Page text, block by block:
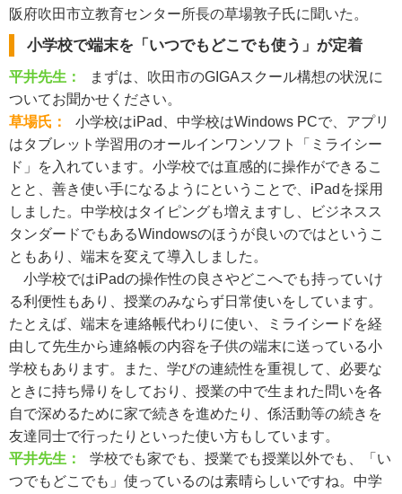
阪府吹田市立教育センター所長の草場敦子氏に聞いた。
小学校で端末を「いつでもどこでも使う」が定着
平井先生：
まずは、吹田市のGIGAスクール構想の状況に
ついてお聞かせください。
草場氏：
小学校はiPad、中学校はWindows PCで、アプリ
はタブレット学習用のオールインワンソフト「ミライシー
ド」を入れています。小学校では直感的に操作ができるこ
とと、善き使い手になるようにということで、iPadを採用
しました。中学校はタイピングも増えますし、ビジネスス
タンダードでもあるWindowsのほうが良いのではというこ
ともあり、端末を変えて導入しました。
小学校ではiPadの操作性の良さやどこへでも持っていけ
る利便性もあり、授業のみならず日常使いをしています。
たとえば、端末を連絡帳代わりに使い、ミライシードを経
由して先生から連絡帳の内容を子供の端末に送っている小
学校もあります。また、学びの連続性を重視して、必要な
ときに持ち帰りをしており、授業の中で生まれた問いを各
自で深めるために家で続きを進めたり、係活動等の続きを
友達同士で行ったりといった使い方もしています。
平井先生：
学校でも家でも、授業でも授業以外でも、「い
つでもどこでも」使っているのは素晴らしいですね。中学